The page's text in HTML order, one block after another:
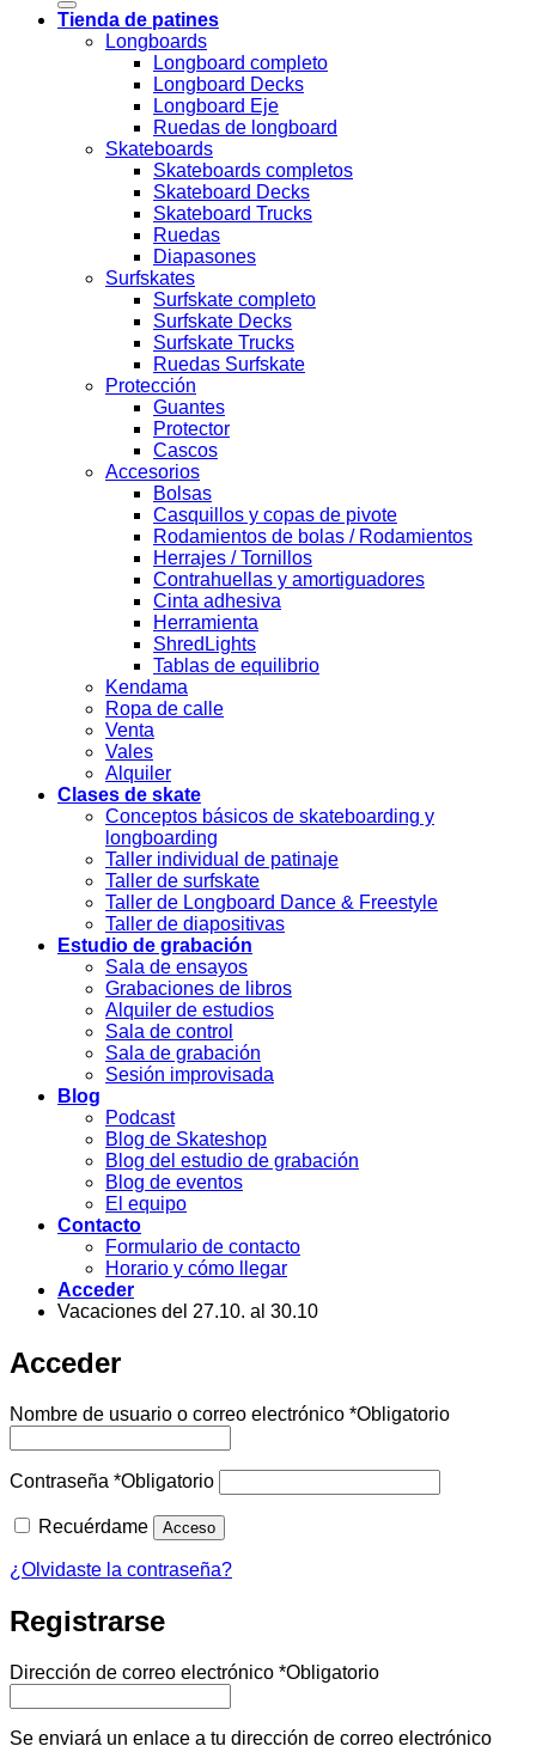
Tienda de patines
Longboards
Longboard completo
Longboard Decks
Longboard Eje
Ruedas de longboard
Skateboards
Skateboards completos
Skateboard Decks
Skateboard Trucks
Ruedas
Diapasones
Surfskates
Surfskate completo
Surfskate Decks
Surfskate Trucks
Ruedas Surfskate
Protección
Guantes
Protector
Cascos
Accesorios
Bolsas
Casquillos y copas de pivote
Rodamientos de bolas / Rodamientos
Herrajes / Tornillos
Contrahuellas y amortiguadores
Cinta adhesiva
Herramienta
ShredLights
Tablas de equilibrio
Kendama
Ropa de calle
Venta
Vales
Alquiler
Clases de skate
Conceptos básicos de skateboarding y
longboarding
Taller individual de patinaje
Taller de surfskate
Taller de Longboard Dance & Freestyle
Taller de diapositivas
Estudio de grabación
Sala de ensayos
Grabaciones de libros
Alquiler de estudios
Sala de control
Sala de grabación
Sesión improvisada
Blog
Podcast
Blog de Skateshop
Blog del estudio de grabación
Blog de eventos
El equipo
Contacto
Formulario de contacto
Horario y cómo llegar
Acceder
Vacaciones del 27.10. al 30.10
Acceder
Nombre de usuario o correo electrónico *Obligatorio
Contraseña *Obligatorio
Recuérdame Acceso
¿Olvidaste la contraseña?
Registrarse
Dirección de correo electrónico *Obligatorio
Se enviará un enlace a tu dirección de correo electrónico